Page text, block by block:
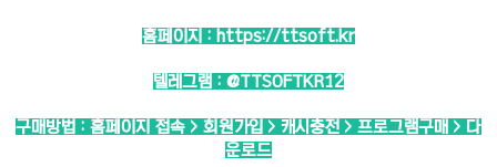
홈페이지 : https://ttsoft.kr
텔레그램 : @TTSOFTKR12
구매방법 : 홈페이지 접속 > 회원가입 > 캐시충전 > 프로그램구매 > 다
운로드